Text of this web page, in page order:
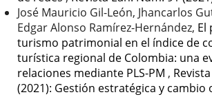
José Mauricio Gil-León, Jhancarlos
Edgar Alonso Ramírez-Hernández, El
turismo patrimonial en el índice de
turística regional de Colombia: una
relaciones mediante PLS-PM ,
(2021): Gestión estratégica y cambio